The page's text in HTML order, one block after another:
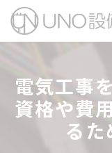
電気工事
資格や費
る